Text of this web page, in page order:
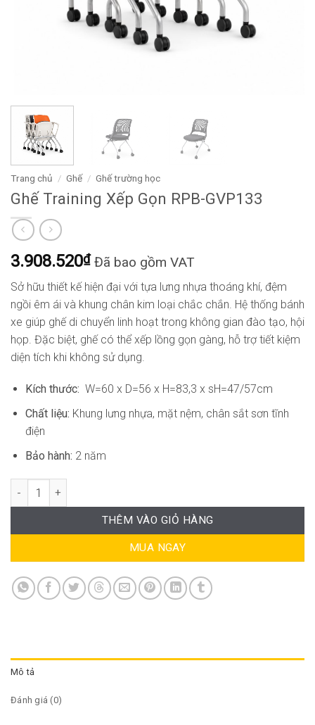
Trang chủ / Ghế / Ghế trường học
Ghế Training Xếp Gọn RPB-GVP133
3.908.520₫ Đã bao gồm VAT
Sở hữu thiết kế hiện đại với tựa lưng nhựa thoáng khí, đệm
ngồi êm ái và khung chân kim loại chắc chắn. Hệ thống bánh
xe giúp ghế di chuyển linh hoạt trong không gian đào tạo, hội
họp. Đặc biệt, ghế có thể xếp lồng gọn gàng, hỗ trợ tiết kiệm
diện tích khi không sử dụng.
Kích thước: W=60 x D=56 x H=83,3 x sH=47/57cm
Chất liệu: Khung lưng nhựa, mặt nệm, chân sắt sơn tĩnh
điện
Bảo hành: 2 năm
Ghế Training Xếp Gọn RPB-GVP133 số lượng
THÊM VÀO GIỎ HÀNG
MUA NGAY
Mô tả
Đánh giá (0)